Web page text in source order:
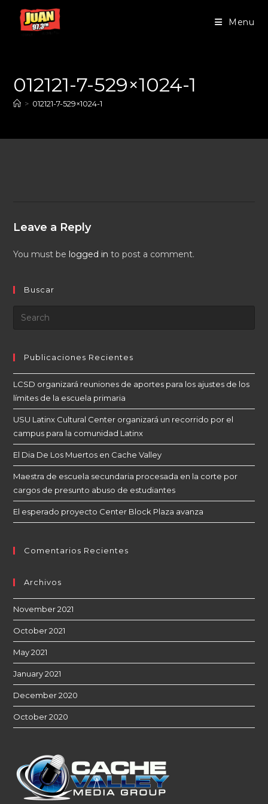
Menu
012121-7-529×1024-1
> 012121-7-529×1024-1
Leave a Reply
You must be logged in to post a comment.
Buscar
Publicaciones Recientes
LCSD organizará reuniones de aportes para los ajustes de los
límites de la escuela primaria
USU Latinx Cultural Center organizará un recorrido por el
campus para la comunidad Latinx
El Dia De Los Muertos en Cache Valley
Maestra de escuela secundaria procesada en la corte por
cargos de presunto abuso de estudiantes
El esperado proyecto Center Block Plaza avanza
Comentarios Recientes
Archivos
November 2021
October 2021
May 2021
January 2021
December 2020
October 2020